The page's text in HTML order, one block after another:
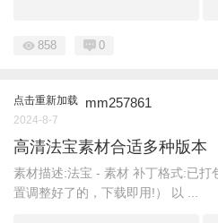
858 0
点击重新加载 mm257861
2024-8-7
高清法宝素材合适多种版本
素材描述:法宝 - 素材 补丁格式:已打
置调整好了的，下载即用!） 以 ...